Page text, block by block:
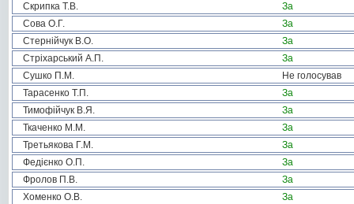
Скрипка Т.В.
За
Сова О.Г.
За
Стернійчук В.О.
За
Стріхарський А.П.
За
Сушко П.М.
Не голосував
Тарасенко Т.П.
За
Тимофійчук В.Я.
За
Ткаченко М.М.
За
Третьякова Г.М.
За
Федієнко О.П.
За
Фролов П.В.
За
Хоменко О.В.
За